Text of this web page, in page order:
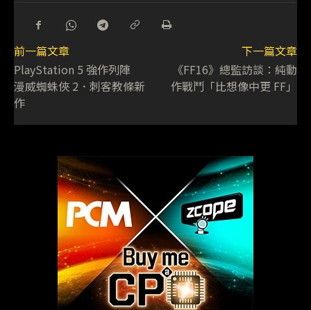
前一篇文章
PlayStation 5 強作列陣
漫威蜘蛛俠 2．刺客教條新
作
下一篇文章
《FF16》總監訪談：純動
作戰鬥「比想像中更 FF」